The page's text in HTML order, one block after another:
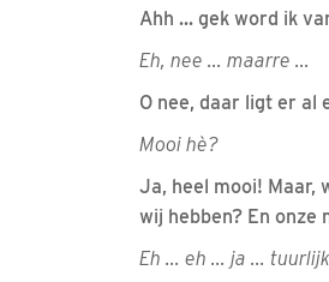
Ahh ... gek word ik
Eh, nee ... maarre ...
O nee, daar ligt er al
Mooi hè?
Ja, heel mooi! Maar,
wij hebben? En onze
Eh ... eh ... ja ...